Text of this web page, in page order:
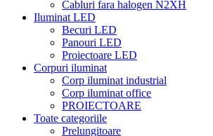
Cabluri fara halogen N2XH
Iluminat LED
Becuri LED
Panouri LED
Proiectoare LED
Corpuri iluminat
Corp iluminat industrial
Corp iluminat office
PROIECTOARE
Toate categoriile
Prelungitoare